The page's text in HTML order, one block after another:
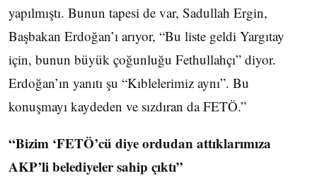
yapılmıştı. Bunun tapesi de var, Sadullah Ergin,
Başbakan Erdoğan’ı arıyor, “Bu liste geldi Yargıtay
için, bunun büyük çoğunluğu Fethullahçı” diyor.
Erdoğan’ın yanıtı şu “Kıblelerimiz aynı”. Bu
konuşmayı kaydeden ve sızdıran da FETÖ.”
“Bizim ‘FETÖ’cü diye ordudan attıklarımıza
AKP’li belediyeler sahip çıktı”